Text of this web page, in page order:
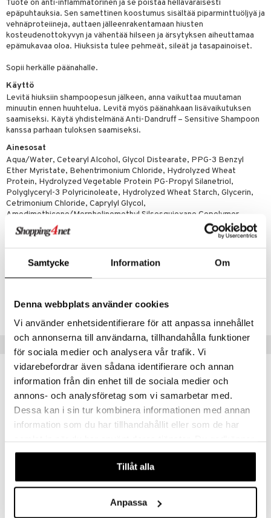
Samtycke Information Om
Denna webbplats använder cookies
Vi använder enhetsidentifierare för att anpassa innehållet
och annonserna till användarna, tillhandahålla funktioner
för sociala medier och analysera vår trafik. Vi
vidarebefordrar även sådana identifierare och annan
information från din enhet till de sociala medier och
annons- och analysföretag som vi samarbetar med.
Dessa kan i sin tur kombinera informationen med annan
information som du har tillhandahållit eller som de har
våra cookies vid fortsatt användande av vår webbplats.
Tillåt alla
Anpassa
Tuote on anti-inflammatorinen ja se poistaa hellävaraisesti
epäpuhtauksia. Sen samettinen koostumus sisältää piparminttuöljyä ja
vehnäproteiineja, auttaen jälleenrakentamaan hiusten
kosteudenottokyvyn ja vähentää hilseen ja ärsytyksen aiheuttamaa
epämukavaa oloa. Hiuksista tulee pehmeät, sileät ja tasapainoiset.
Sopii herkälle päänahalle.
Käyttö
Levitä hiuksiin shampoopesun jälkeen, anna vaikuttaa muutaman
minuutin ennen huuhtelua. Levitä myös päänahkaan lisävaikutuksen
saamiseksi. Käytä yhdistelmänä Anti-Dandruff – Sensitive Shampoon
kanssa parhaan tuloksen saamiseksi.
Ainesosat
Aqua/Water, Cetearyl Alcohol, Glycol Distearate, PPG-3 Benzyl
Ether Myristate, Behentrimonium Chloride, Hydrolyzed Wheat
Protein, Hydrolyzed Vegetable Protein PG-Propyl Silanetriol,
Polyglyceryl-3 Polyricinoleate, Hydrolyzed Wheat Starch, Glycerin,
Cetrimonium Chloride, Caprylyl Glycol,
Amodimethicone/Morpholinomethyl Silsesquioxane Copolymer,
Piroctone Olamine, Lactic Acid, Trideceth-5, Potassium Sorbate,
Pentaerythrityl Tetra-di-t-butyl Hydroxyhydrocinnamate, Disodium
Parfum/Fragrance.
CLW26-4X-200-XX-XX
Suositut tuotteet
INVIGO SUN After Sun Express Conditioner
WELLA PROFESSIONALS
& Viikset
3: Kosteutus
ja naamiot
Huulten Hoito
Elixir
Happy
Happy For Men
Miehille
& Soujaus
& Ihonpuhdistus